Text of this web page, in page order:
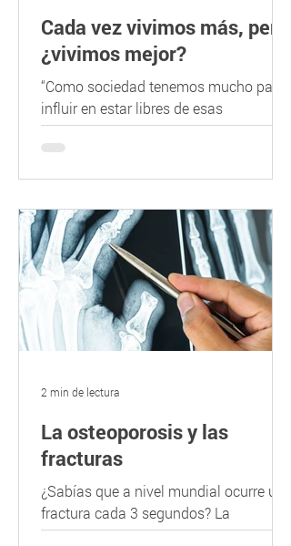
Cada vez vivimos más, pero
¿vivimos mejor?
“Como sociedad tenemos mucho para
influir en estar libres de esas
patologías degenerativas y acercar el
aumento de la expectativa de vida...
La osteoporosis y las
fracturas
¿Sabías que a nivel mundial ocurre una
fractura cada 3 segundos? La
osteoporosis es una enfermedad que
2 min de lectura